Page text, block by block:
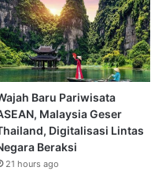
Baru Pariwisata
Malaysia Geser
Digitalisasi Lintas
Beraksi
21 hours ago